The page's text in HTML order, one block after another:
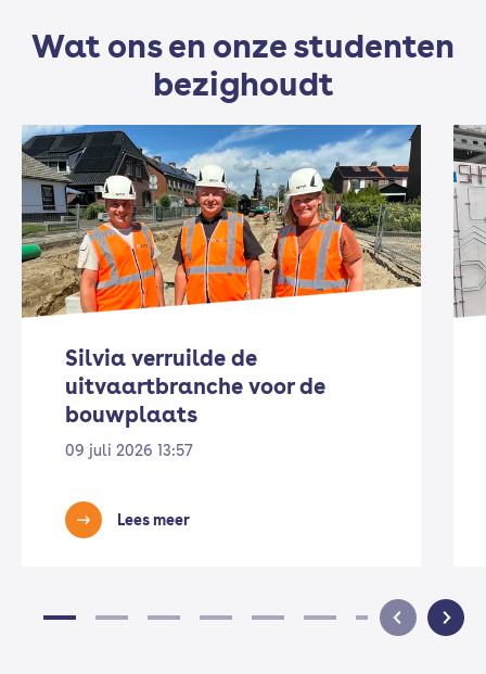
Wat ons en onze studenten
bezighoudt
Silvia verruilde de
uitvaartbranche voor de
bouwplaats
09 juli 2026 13:57
Lees meer